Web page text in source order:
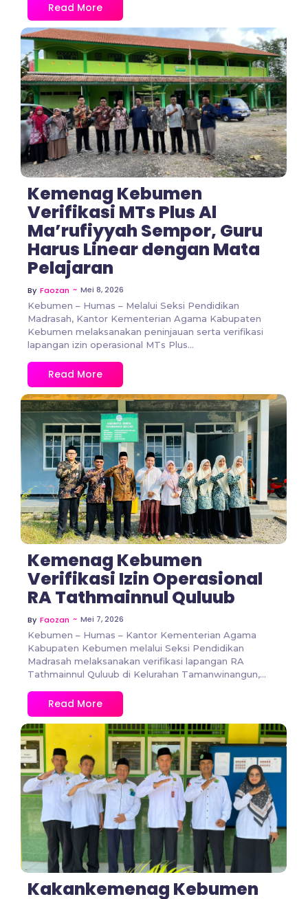
Read More
No Comments
Kemenag Kebumen
Verifikasi MTs Plus Al
Ma’rufiyyah Sempor, Guru
Harus Linear dengan Mata
Pelajaran
By Faozan ~ Mei 8, 2026
Kebumen – Humas – Melalui Seksi Pendidikan
Madrasah, Kantor Kementerian Agama Kabupaten
Kebumen melaksanakan peninjauan serta verifikasi
lapangan izin operasional MTs Plus...
Read More
No Comments
Kemenag Kebumen
Verifikasi Izin Operasional
RA Tathmainnul Quluub
By Faozan ~ Mei 7, 2026
Kebumen – Humas – Kantor Kementerian Agama
Kabupaten Kebumen melalui Seksi Pendidikan
Madrasah melaksanakan verifikasi lapangan RA
Tathmainnul Quluub di Kelurahan Tamanwinangun,...
Read More
No Comments
Kakankemenag Kebumen